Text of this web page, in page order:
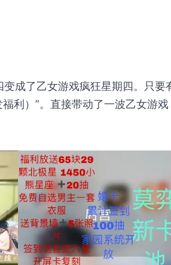
成了乙女游戏疯狂星期四。只要
利）”。直接带动了一波乙女游戏